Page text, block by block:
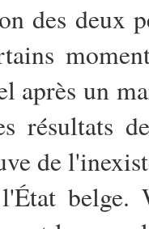
des deux
après un
résultats
de
belge.